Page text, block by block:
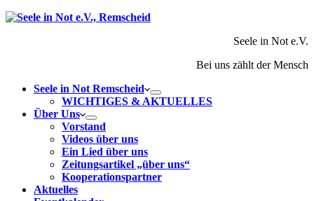
Seele in Not e.V.
Bei uns zählt der Mensch
Seele in Not Remscheid
WICHTIGES & AKTUELLES
Über Uns
Vorstand
Videos über uns
Ein Lied über uns
Zeitungsartikel „über uns“
Kooperationspartner
Aktuelles